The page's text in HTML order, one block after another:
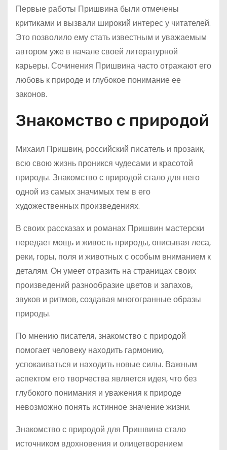
Первые работы Пришвина были отмечены
критиками и вызвали широкий интерес у читателей.
Это позволило ему стать известным и уважаемым
автором уже в начале своей литературной
карьеры. Сочинения Пришвина часто отражают его
любовь к природе и глубокое понимание ее
законов.
Знакомство с природой
Михаил Пришвин, российский писатель и прозаик,
всю свою жизнь проникся чудесами и красотой
природы. Знакомство с природой стало для него
одной из самых значимых тем в его
художественных произведениях.
В своих рассказах и романах Пришвин мастерски
передает мощь и живость природы, описывая леса,
реки, горы, поля и животных с особым вниманием к
деталям. Он умеет отразить на страницах своих
произведений разнообразие цветов и запахов,
звуков и ритмов, создавая многогранные образы
природы.
По мнению писателя, знакомство с природой
помогает человеку находить гармонию,
успокаиваться и находить новые силы. Важным
аспектом его творчества является идея, что без
глубокого понимания и уважения к природе
невозможно понять истинное значение жизни.
Знакомство с природой для Пришвина стало
источником вдохновения и олицетворением